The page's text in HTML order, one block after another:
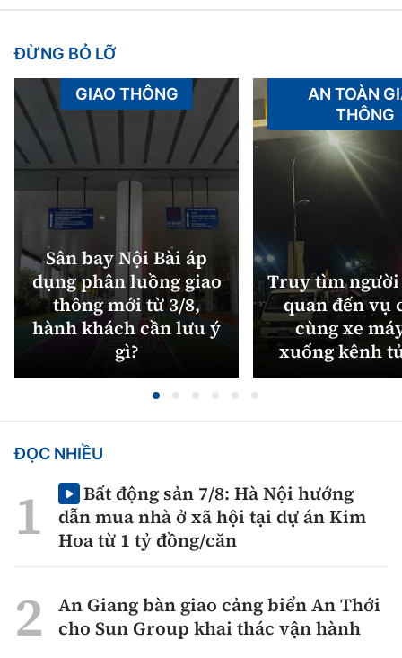
ĐỪNG BỎ LỠ
Sân bay Nội Bài áp
dụng phân luồng giao
thông mới từ 3/8,
hành khách cần lưu ý
gì?
GIAO THÔNG
Truy tìm
quan đến vụ
cùng xe
xuống kênh
AN TOÀN
THÔNG
ĐỌC NHIỀU
Bất động sản 7/8: Hà Nội hướng
dẫn mua nhà ở xã hội tại dự án Kim
Hoa từ 1 tỷ đồng/căn
An Giang bàn giao cảng biển An Thới
cho Sun Group khai thác vận hành